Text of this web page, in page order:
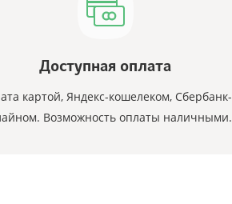
Доступная оплата
картой, Яндекс-кошелеком, Сбербанк-
Возможность оплаты наличными.